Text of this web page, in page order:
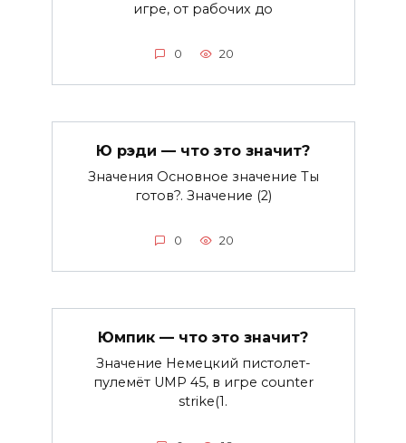
игре, от рабочих до
0 20
Ю рэди — что это значит?
Значения Основное значение Ты
готов?. Значение (2)
0 20
Юмпик — что это значит?
Значение Немецкий пистолет-
пулемёт UMP 45, в игре counter
strike(1.